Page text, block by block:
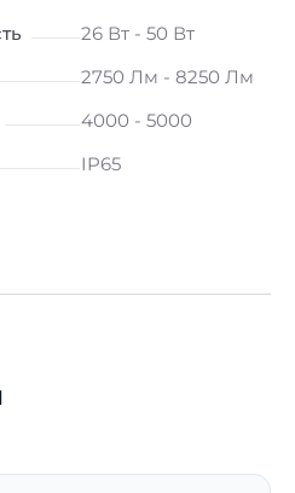
26 Вт - 50 Вт
2750 Лм - 8250 Лм
4000 - 5000
IP65